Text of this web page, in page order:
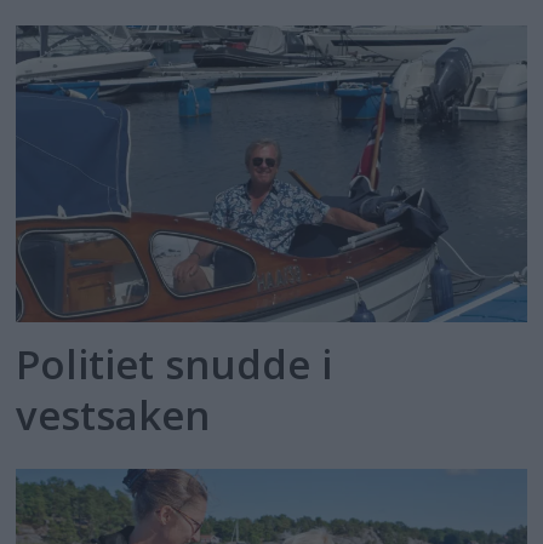
Politiet snudde i
vestsaken